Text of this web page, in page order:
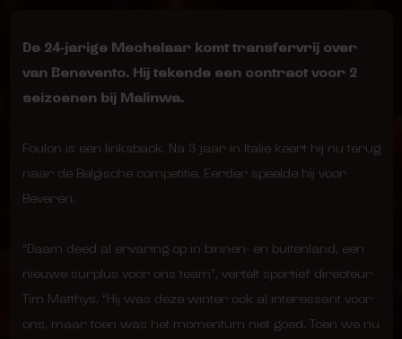
De 24-jarige Mechelaar komt transfervrij over
van Benevento. Hij tekende een contract voor 2
seizoenen bij Malinwa.
Foulon is een linksback. Na 3 jaar in Italië keert hij nu terug
naar de Belgische competitie. Eerder speelde hij voor
Beveren.
“Daam deed al ervaring op in binnen- en buitenland, een
nieuwe surplus voor ons team”, vertelt sportief directeur
Tim Matthys. “Hij was deze winter ook al interessant voor
ons, maar toen was het momentum niet goed. Toen we nu